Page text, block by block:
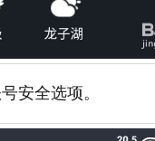
安全选项。